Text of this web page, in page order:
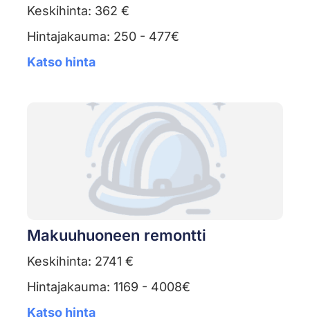
Keskihinta: 362 €
Hintajakauma: 250 - 477€
Katso hinta
Makuuhuoneen remontti
Keskihinta: 2741 €
Hintajakauma: 1169 - 4008€
Katso hinta